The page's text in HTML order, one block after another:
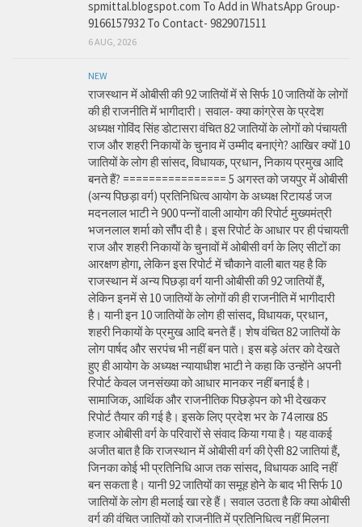
spmittal.blogspot.com To Add in WhatsApp Group-
9166157932 To Contact- 9829071511
6 AUG, 2026
NEW
राजस्थान में ओबीसी की 92 जातियों में से सिर्फ 10 जातियों के लोगों
की ही राजनीति में भागीदारी। सवाल- क्या कांग्रेस के प्रदेश
अध्यक्ष गोविंद सिंह डोटासरा वंचित 82 जातियों के लोगों को पंचायती
राज और शहरी निकायों के चुनाव में उम्मीद बनाएंगे? आखिर क्यों 10
जातियों के लोग ही सांसद, विधायक, प्रधान, निकाय प्रमुख आदि
बनते हैं? ================ 5 अगस्त को जयपुर में ओबीसी
(अन्य पिछड़ा वर्ग) प्रतिनिधित्व आयोग के अध्यक्ष रिटायर्ड जज
मदनलाल भाटी ने 900 पन्नों वाली आयोग की रिपोर्ट मुख्यमंत्री
भजनलाल शर्मा को सौंप दी है। इस रिपोर्ट के आधार पर ही पंचायती
राज और शहरी निकायों के चुनावों में ओबीसी वर्ग के लिए सीटों का
आरक्षण होगा, लेकिन इस रिपोर्ट में चौकाने वाली बात यह है कि
राजस्थान में अन्य पिछड़ा वर्ग यानी ओबीसी की 92 जातियों हैं,
लेकिन इनमें से 10 जातियों के लोगों की ही राजनीति में भागीदारी
है। यानी इन 10 जातियों के लोग ही सांसद, विधायक, प्रधान,
शहरी निकायों के प्रमुख आदि बनते हैं। शेष वंचित 82 जातियों के
लोग पार्षद और सरपंच भी नहीं बन पाते। इस बड़े अंतर को देखते
हुए ही आयोग के अध्यक्ष न्यायाधीश भाटी ने कहा कि उन्होंने अपनी
रिपोर्ट केवल जनसंख्या को आधार मानकर नहीं बनाई है।
सामाजिक, आर्थिक और राजनीतिक पिछड़ेपन को भी देखकर
रिपोर्ट तैयार की गई है। इसके लिए प्रदेश भर के 74 लाख 85
हजार ओबीसी वर्ग के परिवारों से संवाद किया गया है। यह वाकई
अजीत बात है कि राजस्थान में ओबीसी वर्ग की ऐसी 82 जातियां हैं,
जिनका कोई भी प्रतिनिधि आज तक सांसद, विधायक आदि नहीं
बन सकता है। यानी 92 जातियों का समूह होने के बाद भी सिर्फ 10
जातियों के लोग ही मलाई खा रहे हैं। सवाल उठता है कि क्या ओबीसी
वर्ग की वंचित जातियों को राजनीति में प्रतिनिधित्व नहीं मिलना